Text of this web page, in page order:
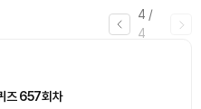
4 /
4
즈 657회차